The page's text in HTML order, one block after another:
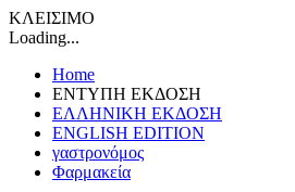
ΚΛΕΙΣΙΜΟ
Loading...
Home
ΕΝΤΥΠΗ ΕΚΔΟΣΗ
ΕΛΛΗΝΙΚΗ ΕΚΔΟΣΗ
ENGLISH EDITION
γαστρονόμος
Φαρμακεία